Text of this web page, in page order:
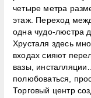
четыре метра
этаж. Переход
одна чудо-люстра
Хрусталя здесь
входах сияют
вазы,
полюбоваться,
Торговый центр